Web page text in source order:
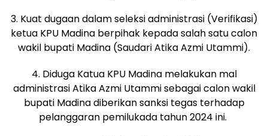
3. Kuat dugaan dalam seleksi administrasi (Verifikasi)
ketua KPU Madina berpihak kepada salah satu calon
wakil bupati Madina (Saudari Atika Azmi Utammi).
4. Diduga Katua KPU Madina melakukan mal
administrasi Atika Azmi Utammi sebagai calon wakil
bupati Madina diberikan sanksi tegas terhadap
pelanggaran pemilukada tahun 2024 ini.